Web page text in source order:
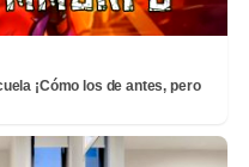
¡Cómo los de antes, pero